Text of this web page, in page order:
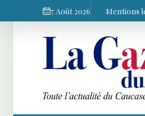
7 Août 2026 Mentions